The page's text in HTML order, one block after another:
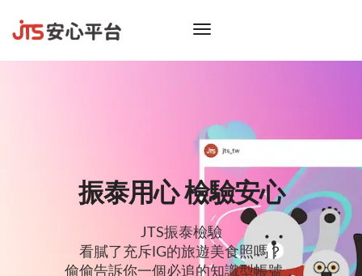
toggle
振泰用心 檢驗安心
JTS振泰檢驗
看膩了充斥IG的旅遊美食照嗎？
偷偷告訴你一個必追的知識型帳號，